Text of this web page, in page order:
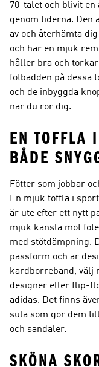
70-talet och blivit en
genom tiderna. Den
av och återhämta
och har en mjuk
håller bra och
fotbädden på dessa
och de inbyggda
när du rör dig.
EN TOFFLA
BÅDE
Fötter som jobbar
En mjuk toffla i
är ute efter ett nytt
mjuk känsla mot
med stötdämpning.
passform och är
kardborreband, välj
designer eller flip-
adidas. Det finns
sula som gör dem
och sandaler.
SKÖNA